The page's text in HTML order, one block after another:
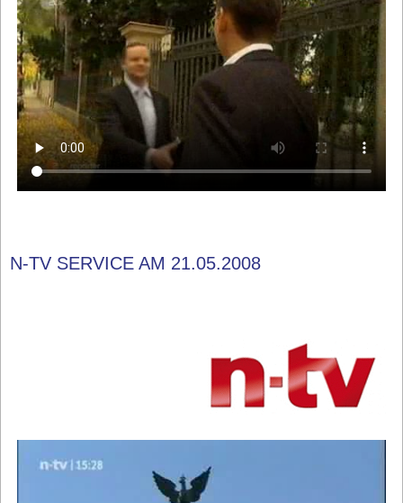
N-TV SERVICE AM 21.05.2008